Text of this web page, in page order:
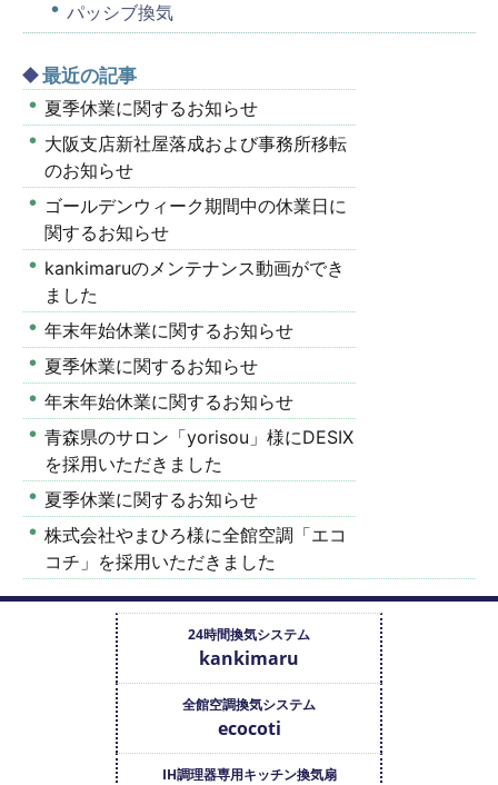
パッシブ換気
最近の記事
夏季休業に関するお知らせ
大阪支店新社屋落成および事務所移転
のお知らせ
ゴールデンウィーク期間中の休業日に
関するお知らせ
kankimaruのメンテナンス動画ができ
ました
年末年始休業に関するお知らせ
夏季休業に関するお知らせ
年末年始休業に関するお知らせ
青森県のサロン「yorisou」様にDESIX
を採用いただきました
夏季休業に関するお知らせ
株式会社やまひろ様に全館空調「エコ
コチ」を採用いただきました
24時間換気システム
kankimaru
全館空調換気システム
ecocoti
IH調理器専用キッチン換気扇